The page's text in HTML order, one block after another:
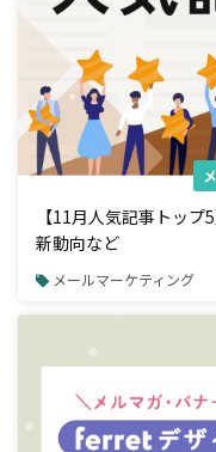
【11月人気記事トッ
新動向など
メールマーケティング